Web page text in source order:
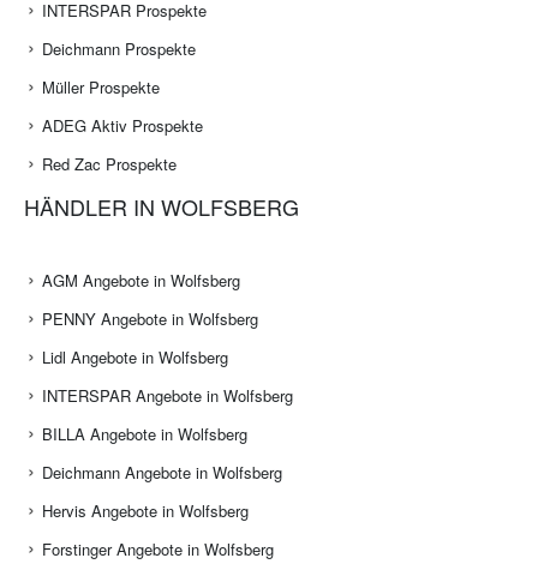
INTERSPAR Prospekte
Deichmann Prospekte
Müller Prospekte
ADEG Aktiv Prospekte
Red Zac Prospekte
HÄNDLER IN WOLFSBERG
AGM Angebote in Wolfsberg
PENNY Angebote in Wolfsberg
Lidl Angebote in Wolfsberg
INTERSPAR Angebote in Wolfsberg
BILLA Angebote in Wolfsberg
Deichmann Angebote in Wolfsberg
Hervis Angebote in Wolfsberg
Forstinger Angebote in Wolfsberg